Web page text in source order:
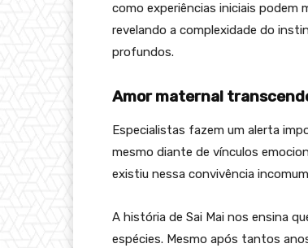
como experiências iniciais podem
revelando a complexidade do
profundos.
Amor maternal
Especialistas fazem um alerta
mesmo diante de vínculos
existiu nessa convivência
A história de Sai Mai nos ensina
espécies. Mesmo após tantos